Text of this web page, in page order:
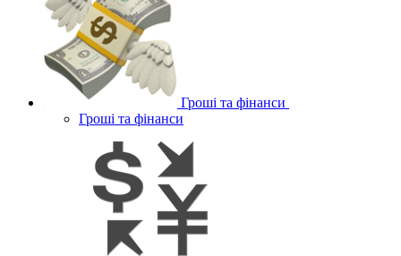
Гроші та фінанси
Гроші та фінанси